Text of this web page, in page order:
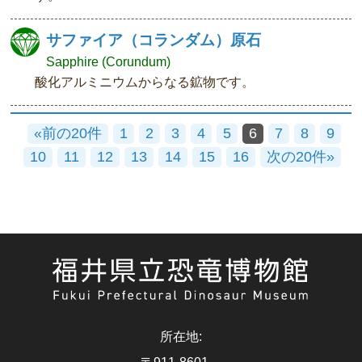
サファイア（コランダム）原石
Sapphire (Corundum)
酸化アルミニウムからなる鉱物です。
«前の20件 1 2 3 4 5 6 7 8
9
10
11 12 13 14 15 16 次の20件»
所在地: